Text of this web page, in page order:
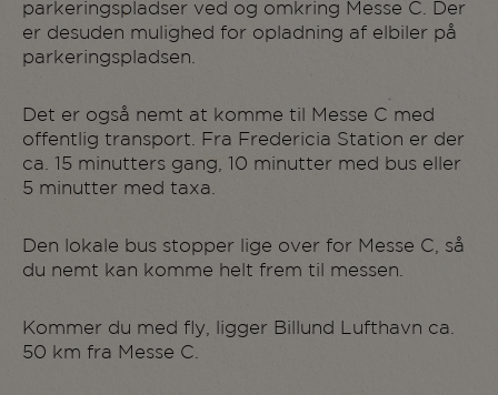
parkeringspladser ved og omkring Messe C. Der
er desuden mulighed for opladning af elbiler på
parkeringspladsen.
Det er også nemt at komme til Messe C med
offentlig transport. Fra Fredericia Station er der
ca. 15 minutters gang, 10 minutter med bus eller
5 minutter med taxa.
Den lokale bus stopper lige over for Messe C, så
du nemt kan komme helt frem til messen.
Kommer du med fly, ligger Billund Lufthavn ca.
50 km fra Messe C.